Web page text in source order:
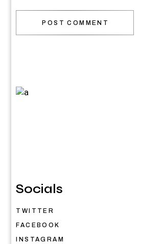
POST COMMENT
Socials
TWITTER
FACEBOOK
INSTAGRAM